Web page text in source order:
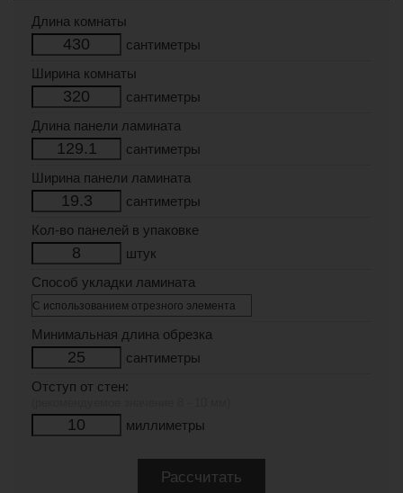
Длина комнаты
сантиметры
Ширина комнаты
сантиметры
Длина панели ламината
сантиметры
Ширина панели ламината
сантиметры
Кол-во панелей в упаковке
штук
Способ укладки ламината
Минимальная длина обрезка
сантиметры
Отступ от стен:
миллиметры